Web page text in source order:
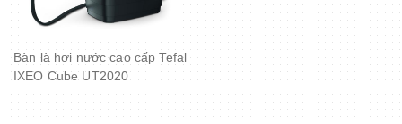
Bàn là hơi nước cao cấp Tefal
IXEO Cube UT2020